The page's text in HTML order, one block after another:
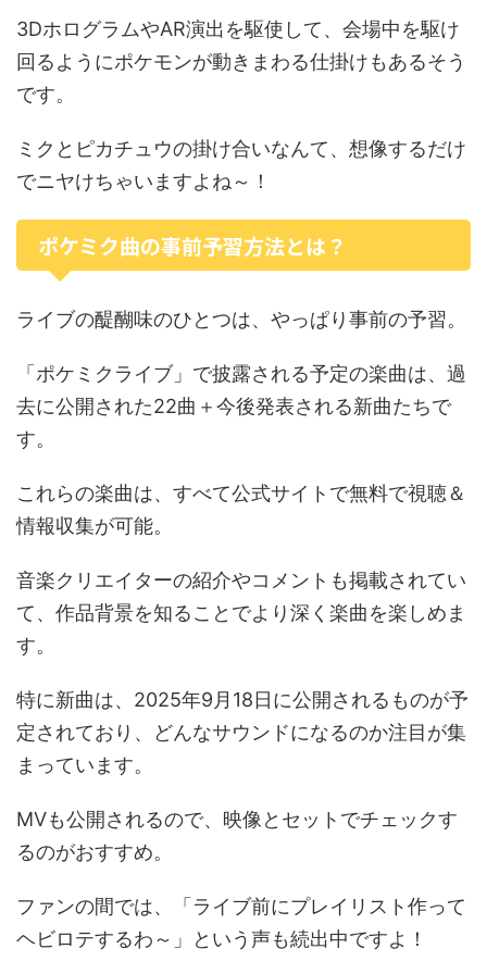
3DホログラムやAR演出を駆使して、会場中を駆け
回るようにポケモンが動きまわる仕掛けもあるそう
です。
ミクとピカチュウの掛け合いなんて、想像するだけ
でニヤけちゃいますよね～！
ポケミク曲の事前予習方法とは？
ライブの醍醐味のひとつは、やっぱり事前の予習。
「ポケミクライブ」で披露される予定の楽曲は、過
去に公開された22曲＋今後発表される新曲たちで
す。
これらの楽曲は、すべて公式サイトで無料で視聴＆
情報収集が可能。
音楽クリエイターの紹介やコメントも掲載されてい
て、作品背景を知ることでより深く楽曲を楽しめま
す。
特に新曲は、2025年9月18日に公開されるものが予
定されており、どんなサウンドになるのか注目が集
まっています。
MVも公開されるので、映像とセットでチェックす
るのがおすすめ。
ファンの間では、「ライブ前にプレイリスト作って
ヘビロテするわ～」という声も続出中ですよ！